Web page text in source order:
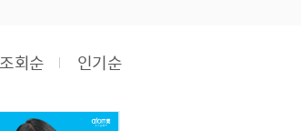
조회순 인기순